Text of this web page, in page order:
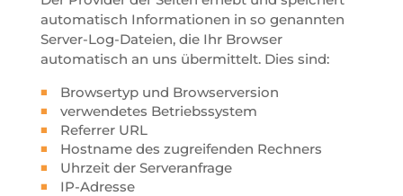
automatisch Informationen in so genannten
Server-Log-Dateien, die Ihr Browser
automatisch an uns übermittelt. Dies sind:
Browsertyp und Browserversion
verwendetes Betriebssystem
Referrer URL
Hostname des zugreifenden Rechners
Uhrzeit der Serveranfrage
IP-Adresse